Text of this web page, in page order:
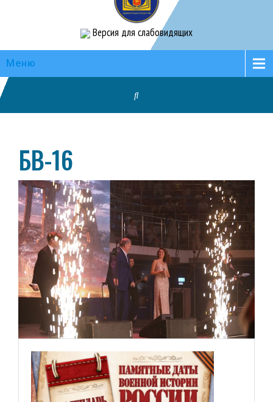
Версия для слабовидящих
Меню
БВ-16